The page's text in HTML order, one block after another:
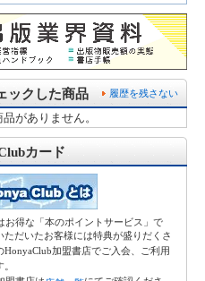
履歴を残さない
ックした商品
がありません。
カード
お得な「本のポイントサービス」で
ただいたお客様には特典が盛りだくさ
HonyaClub加盟書店でご入会、ご利用